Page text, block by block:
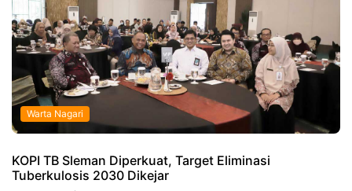
Warta Nagari
KOPI TB Sleman Diperkuat, Target Eliminasi
Tuberkulosis 2030 Dikejar